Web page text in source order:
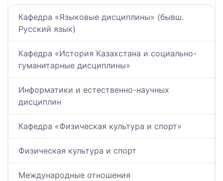
Кафедра «Языковые дисциплины» (бывш.
Русский язык)
Кафедра «История Казахстана и социально-
гуманитарные дисциплины»
Информатики и естественно-научных
дисциплин
Кафедра «Физическая культура и спорт»
Физическая культура и спорт
Международные отношения